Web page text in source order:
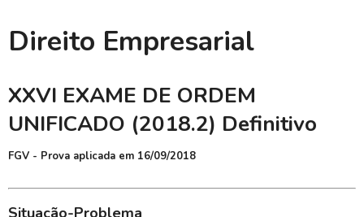
Direito Empresarial
XXVI EXAME DE ORDEM
UNIFICADO (2018.2) Definitivo
FGV - Prova aplicada em 16/09/2018
Situação-Problema